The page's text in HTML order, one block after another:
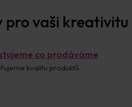
pro vaši kreativitu
co prodáváme
kvalitu produktů